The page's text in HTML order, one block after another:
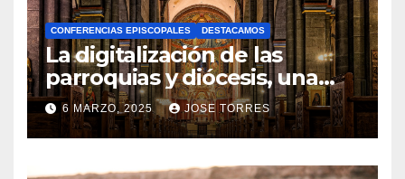
A
Y
C
O
M
N
CONFERENCIAS EPISCOPALES DESTACAMOS
La digitalización de las
parroquias y diócesis, una
realidad ya para el futuro de
la Iglesia
6 MARZO, 2025 JOSE TORRES
N
O